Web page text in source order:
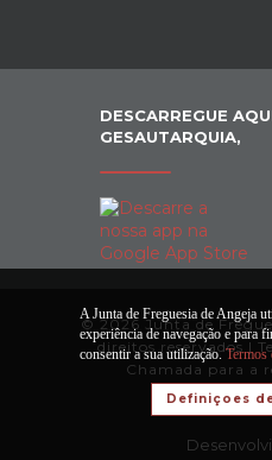
DESCARREGUE
GESAUTARQUIA,
© 2026 Junta de
direitos reservados |
Chamada para a
A Junta de Freguesia de Angeja
experiência de navegação e para
consentir a sua utilização.Termos
Definiçoes